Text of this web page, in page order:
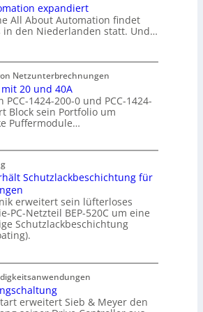
expandiert
All About Automation findet
in den Niederlanden statt. Und…
Netzunterbrechnungen
20 und 40A
1424-200-0 und PCC-1424-
Block sein Portfolio um
Puffermodule…
Schutzlackbeschichtung für
erweitert sein lüfterloses
PC-Netzteil BEP-520C um eine
Schutzlackbeschichtung
erweitert Sieb & Meyer den